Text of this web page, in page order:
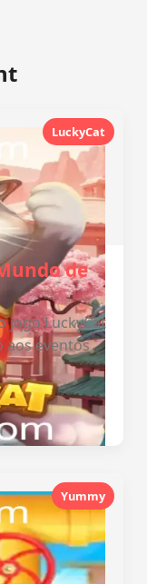
LuckyCat
de
jogo LuckyCat
aos eventos
Yummy